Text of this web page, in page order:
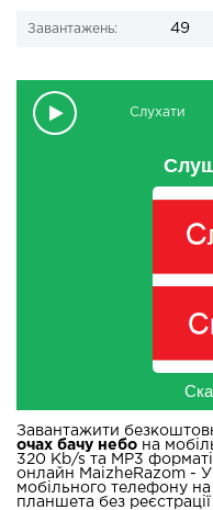
Завантажень: 49
Слухати
Завантажити
очах бачу небо на
320 Kb/s та MP3
онлайн MaizheRazom - У
мобільного телефону
планшета без реєстрації